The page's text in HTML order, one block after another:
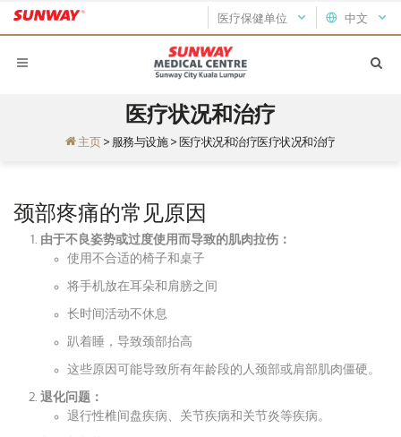
中文
医疗保健单位
医疗状况和治疗
主页 > 服務与设施 > 医疗状况和治疗医疗状况和治疗
颈部疼痛的常见原因
由于不良姿势或过度使用而导致的肌肉拉伤：
使用不合适的椅子和桌子
将手机放在耳朵和肩膀之间
长时间活动不休息
趴着睡，导致颈部抬高
这些原因可能导致所有年龄段的人颈部或肩部肌肉僵硬。
退化问题：
退行性椎间盘疾病、关节疾病和关节炎等疾病。